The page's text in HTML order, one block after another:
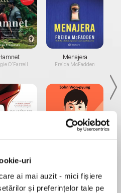
uri
ai mai auzit - mici fișiere
și preferințelor tale pe
O'Farrell
la...
Weisberger
Menajera
Freida McFadden